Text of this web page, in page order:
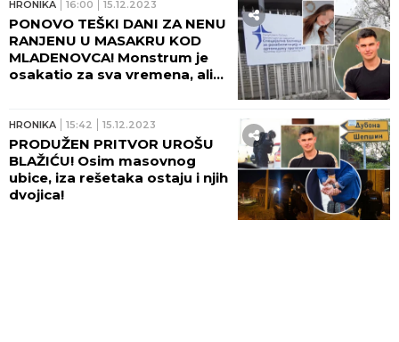
zločina u Duboni
HRONIKA 16:00 15.12.2023
PONOVO TEŠKI DANI ZA NENU
RANJENU U MASAKRU KOD
MLADENOVCA! Monstrum je
osakatio za sva vremena, ali
dobro...
HRONIKA 15:42 15.12.2023
PRODUŽEN PRITVOR UROŠU
BLAŽIĆU! Osim masovnog
ubice, iza rešetaka ostaju i njih
dvojica!